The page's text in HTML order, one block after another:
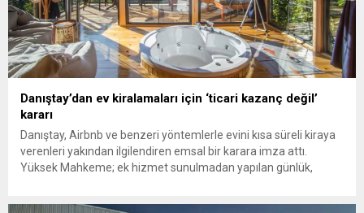
Danıştay’dan ev kiralamaları için ‘ticari kazanç değil’
kararı
Danıştay, Airbnb ve benzeri yöntemlerle evini kısa süreli kiraya
verenleri yakından ilgilendiren emsal bir karara imza attı.
Yüksek Mahkeme; ek hizmet sunulmadan yapılan günlük,